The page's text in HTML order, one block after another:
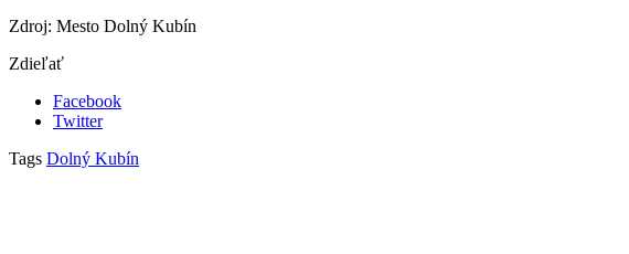
Zdroj: Mesto Dolný Kubín
Zdieľať
Facebook
Twitter
Tags Dolný Kubín